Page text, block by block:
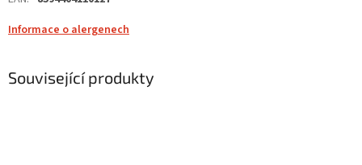
Informace o alergenech
Související produkty